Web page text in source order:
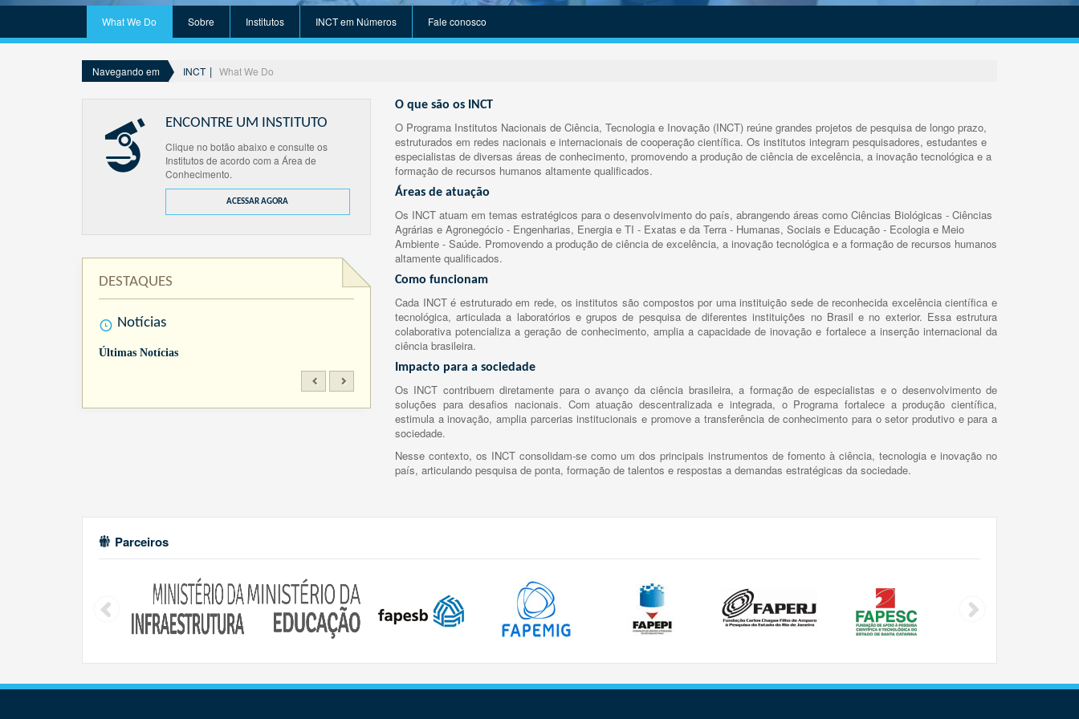
What We Do Sobre Institutos INCT em Números Fale conosco
Navegando em INCT What We Do
ENCONTRE UM INSTITUTO
Clique no botão abaixo e consulte os
Institutos de acordo com a Área de
Conhecimento.
ACESSAR AGORA
DESTAQUES
Notícias
Últimas Notícias
O que são os INCT
O Programa Institutos Nacionais de Ciência, Tecnologia e Inovação (INCT) reúne grandes projetos de pesquisa de longo prazo,
estruturados em redes nacionais e internacionais de cooperação científica. Os institutos integram pesquisadores, estudantes e
especialistas de diversas áreas de conhecimento, promovendo a produção de ciência de excelência, a inovação tecnológica e a
formação de recursos humanos altamente qualificados.
Áreas de atuação
Os INCT atuam em temas estratégicos para o desenvolvimento do país, abrangendo áreas como Ciências Biológicas - Ciências
Agrárias e Agronegócio - Engenharias, Energia e TI - Exatas e da Terra - Humanas, Sociais e Educação - Ecologia e Meio
Ambiente - Saúde. Promovendo a produção de ciência de excelência, a inovação tecnológica e a formação de recursos humanos
altamente qualificados.
Como funcionam
Cada INCT é estruturado em rede, os institutos são compostos por uma instituição sede de reconhecida excelência científica e
tecnológica, articulada a laboratórios e grupos de pesquisa de diferentes instituições no Brasil e no exterior. Essa estrutura
colaborativa potencializa a geração de conhecimento, amplia a capacidade de inovação e fortalece a inserção internacional da
ciência brasileira.
Impacto para a sociedade
Os INCT contribuem diretamente para o avanço da ciência brasileira, a formação de especialistas e o desenvolvimento de
soluções para desafios nacionais. Com atuação descentralizada e integrada, o Programa fortalece a produção científica,
estimula a inovação, amplia parcerias institucionais e promove a transferência de conhecimento para o setor produtivo e para a
sociedade.
Nesse contexto, os INCT consolidam-se como um dos principais instrumentos de fomento à ciência, tecnologia e inovação no
país, articulando pesquisa de ponta, formação de talentos e respostas a demandas estratégicas da sociedade.
Parceiros